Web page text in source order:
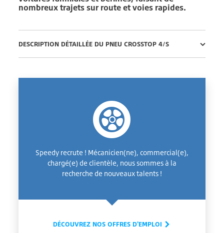
nombreux trajets sur route et voies rapides.
DESCRIPTION DÉTAILLÉE DU PNEU CROSSTOP 4/S
Speedy recrute ! Mécanicien(ne), commercial(e),
chargé(e) de clientèle, nous sommes à la
recherche de nouveaux talents !
DÉCOUVREZ NOS OFFRES D'EMPLOI